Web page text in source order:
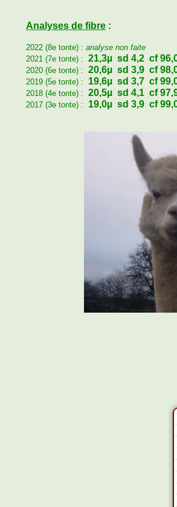
Analyses de fibre :
2022 (8e tonte) : analyse non faite
2021 (7e tonte) : 21,3µ sd 4,2 cf
2020 (6e tonte) : 20,6µ sd 3,9 cf
2019 (5e tonte) : 19,6µ sd 3,7 cf
2018 (4e tonte) : 20,5µ sd 4,1 cf
2017 (3e tonte) : 19,0µ sd 3,9 cf